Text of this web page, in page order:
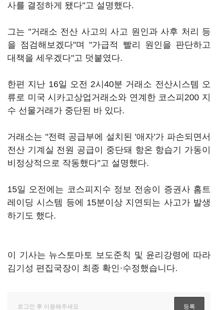
사를 결정하게 됐다"고 설명했다.
그는 "거래소 전산 사고의 사고 원인과 사후 처리 등
을 점검해보겠다"며 "가급적 빨리 원인을 판단하고
대책을 세우겠다"고 덧붙였다.
한편 지난 16일 오전 2시40분 거래소 전산시스템 오
류로 미국 시카고상업거래소와 연계한 코스피200 지
수 선물거래가 중단된 바 있다.
거래소는 "전력 공급부에 설치된 '애자'가 파손되면서
전산 기계실 전원 공급이 중단돼 항온 항습기 가동이
비정상적으로 작동했다"고 설명했다.
15일 오전에는 코스피지수 정보 전송이 증권사 홈트
레이딩 시스템 등에 15분이상 지연되는 사고가 발생
하기도 했다.
이 기사는 뉴스토마토 보도준칙 및 윤리강령에 따라
김기성 편집국장이 최종 확인·수정했습니다.